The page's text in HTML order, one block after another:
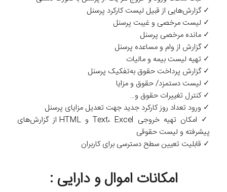
✓ گزارش‌هایی از قبیل‌ لیست کارکرد پرسنل
✓ لیست مرخصی و غیبت پرسنل
✓ مانده مرخصی پرسنل
✓ گزارش از وام و مساعده پرسنل
✓ تهیه لیست بیمه و مالیات
✓ گزارش پرداخت حقوق به‌تفکیک پرسنل
✓ لیست دستمزد/ حقوق و مزایا
✓ کنترل تغییرات حقوق و…
✓ ورود تعداد روز کارکرد جدید جهت تعدیل مزایای پرسنل
✓ امکان تهیه خروجی Text، Excel و HTML از ‌‌‌‌گزارش‌های
پیشرفته و لیست حقوقی
✓ قابلیت تعیین سطح دسترسی برای کاربران
امکانات اموال و دارایی :